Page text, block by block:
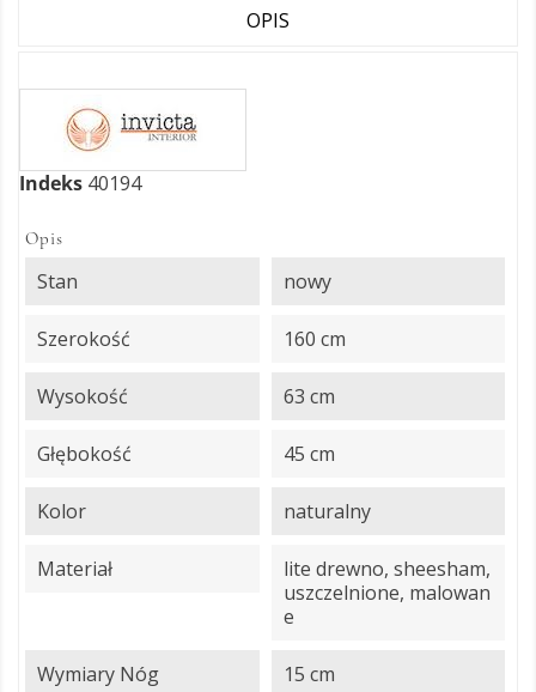
OPIS
Indeks 40194
Opis
Stan nowy
Szerokość 160 cm
Wysokość 63 cm
Głębokość 45 cm
Kolor naturalny
Materiał
lite drewno, sheesham,
uszczelnione, malowan
e
Wymiary Nóg 15 cm